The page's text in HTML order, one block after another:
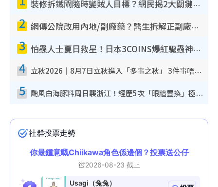
裝修拆鐵閘隨時變賊人目標？網民揭2大關鍵用途：裝新式等於白裝？附新舊鐵閘分別
2 網傳公院改用內地/副廠藥？醫生拆解正副廠分別 揭4類人換藥隨時出事
3 怕蟲人士夏日救星！日本3COINS爆紅驅蟲神器$45起 1招「全程免觸碰」輕鬆搞定小強
4 立秋2026｜8月7日立秋進入「多事之秋」 3件事唔做得！專家教6招開運 清枱頭／銀包納氣接好運
5 颱風白海豚料周日襲浙江！經歷5次「眼牆置換」極罕見 成登陸內地最長途颱風